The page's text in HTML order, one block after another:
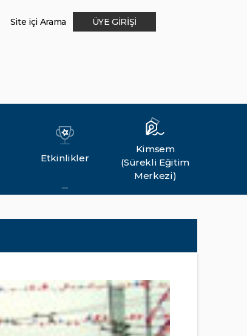
Site içi Arama ÜYE GİRİŞİ
Etkinlikler
Kimsem
(Sürekli Eğitim
Merkezi)